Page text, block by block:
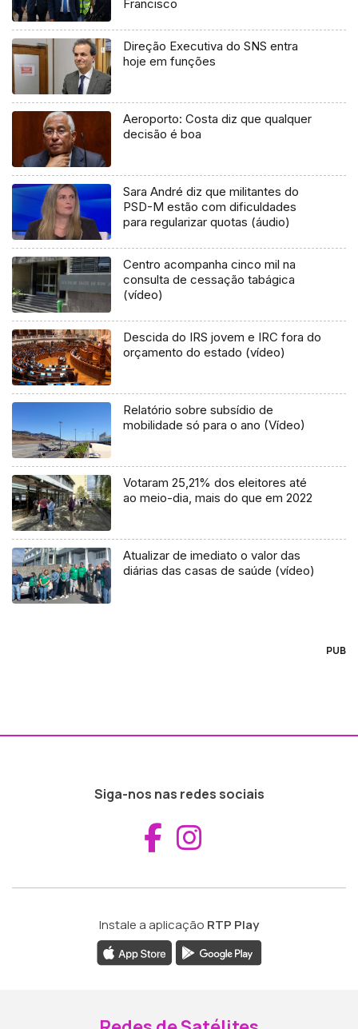
Francisco
Direção Executiva do SNS entra
hoje em funções
Aeroporto: Costa diz que qualquer
decisão é boa
Sara André diz que militantes do
PSD-M estão com dificuldades
para regularizar quotas (áudio)
Centro acompanha cinco mil na
consulta de cessação tabágica
(vídeo)
Descida do IRS jovem e IRC fora do
orçamento do estado (vídeo)
Relatório sobre subsídio de
mobilidade só para o ano (Vídeo)
Votaram 25,21% dos eleitores até
ao meio-dia, mais do que em 2022
Atualizar de imediato o valor das
diárias das casas de saúde (vídeo)
PUB
Siga-nos nas redes sociais
Aceder ao
Instale a aplicação RTP Play